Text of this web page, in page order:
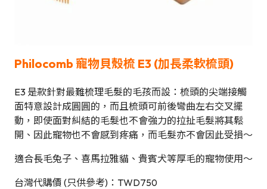
Philocomb 寵物貝殼梳 E3 (加長柔軟梳頭)
E3 是款針對最難梳理毛髮的毛孩而設：梳頭的尖端接觸
面特意設計成圓圓的，而且梳頭可前後彎曲左右交叉擺
動，即使面對糾結的毛髮也不會強力的拉扯毛髮將其鬆
開、因此寵物也不會感到疼痛，而毛髮亦不會因此受損～
適合長毛兔子、喜馬拉雅貓、貴賓犬等厚毛的寵物使用～
台灣代購價 (只供參考)：TWD750